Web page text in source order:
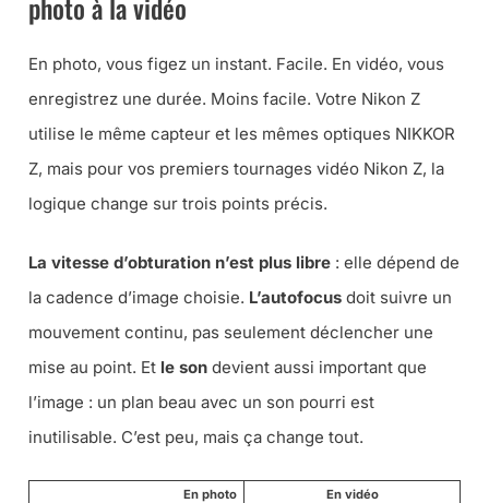
En photo, vous figez un instant. Facile. En vidéo, vous
enregistrez une durée. Moins facile. Votre Nikon Z
utilise le même capteur et les mêmes optiques NIKKOR
Z, mais pour vos premiers tournages vidéo Nikon Z, la
logique change sur trois points précis.
La vitesse d’obturation n’est plus libre : elle dépend de
la cadence d’image choisie. L’autofocus doit suivre un
mouvement continu, pas seulement déclencher une
mise au point. Et le son devient aussi important que
l’image : un plan beau avec un son pourri est
inutilisable. C’est peu, mais ça change tout.
En photo En vidéo